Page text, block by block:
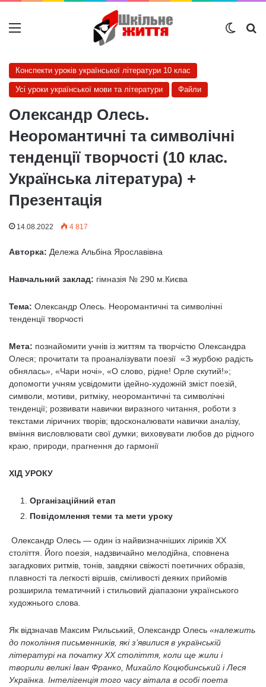
Меню
Конспекти уроків української літератури 10 клас
Усі уроки української мови та літератури Файли
Олександр Олесь.
Неоромантичні та символічні
тенденції творчості (10 клас.
Українська література) +
Презентація
14.08.2022 4 817
Авторка: Дележа Альбіна Ярославівна
Навчальний заклад: гімназія № 290 м.Києва
Тема: Олександр Олесь. Неоромантичні та символічні
тенденції творчості
Мета: познайомити учнів із життям та творчістю Олександра
Олеся; прочитати та проаналізувати поезії «З журбою радість
обнялась», «Чари ночі», «О слово, рідне! Орле скутий!»;
допомогти учням усвідомити ідейно-художній зміст поезій,
символи, мотиви, ритміку, неоромантичні та символічні
тенденції; розвивати навички виразного читання, роботи з
текстами ліричних творів; вдосконалювати навички аналізу,
вміння висловлювати свої думки; виховувати любов до рідного
краю, природи, прагнення до гармонії
ХІД УРОКУ
Організаційний етап
Повідомлення теми та мети уроку
Олександр Олесь — один із найвизначніших ліриків ХХ
століття. Його поезія, надзвичайно мелодійна, сповнена
загадкових ритмів, тонів, завдяки свіжості поетичних образів,
плавності та легкості віршів, сміливості деяких прийомів
розширила тематичний і стильовий діапазони українського
художнього слова.
Як відзначав Максим Рильський, Олександр Олесь «належить
до покоління письменників, які з’явилися в українській
літературі на початку ХХ століття, коли ще жили і
творили великі Іван Франко, Михайло Коцюбинський і Леся
Українка. Інтелігенція того часу вітала в особі поета